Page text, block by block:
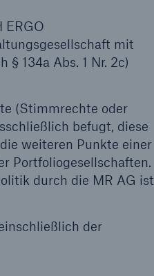
ERGO
mit
134a Abs. 1 Nr. 2c)
(Stimmrechte oder
befugt, diese
weiteren Punkte einer
Portfoliogesellschaften.
durch die MR AG ist
der
bn